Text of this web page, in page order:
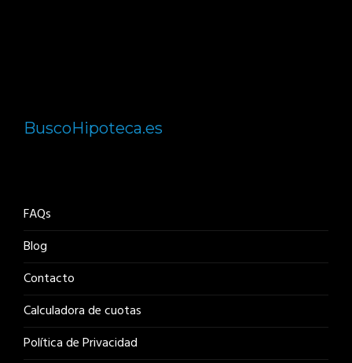
BuscoHipoteca.es
FAQs
Blog
Contacto
Calculadora de cuotas
Política de Privacidad